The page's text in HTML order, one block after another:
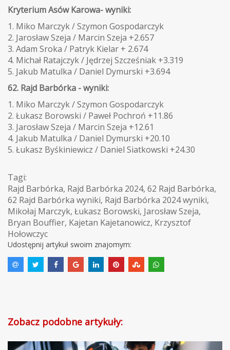
Kryterium Asów Karowa- wyniki:
1. Miko Marczyk / Szymon Gospodarczyk
2. Jarosław Szeja / Marcin Szeja +2.657
3. Adam Sroka / Patryk Kielar + 2.674
4. Michał Ratajczyk / Jędrzej Szcześniak +3.319
5. Jakub Matulka / Daniel Dymurski +3.694
62. Rajd Barbórka - wyniki:
1. Miko Marczyk / Szymon Gospodarczyk
2. Łukasz Borowski / Paweł Pochroń +11.86
3. Jarosław Szeja / Marcin Szeja +12.61
4. Jakub Matulka / Daniel Dymurski +20.10
5. Łukasz Byśkiniewicz / Daniel Siatkowski +24.30
Tagi:
Rajd Barbórka, Rajd Barbórka 2024, 62 Rajd Barbórka,
62 Rajd Barbórka wyniki, Rajd Barbórka 2024 wyniki,
Mikołaj Marczyk, Łukasz Borowski, Jarosław Szeja,
Bryan Bouffier, Kajetan Kajetanowicz, Krzysztof
Hołowczyc
Udostępnij artykuł swoim znajomym:
Zobacz podobne artykuły: